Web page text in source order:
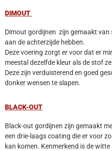
DIMOUT
Dimout gordijnen zijn gemaakt
aan de achterzijde hebben.
Deze voering zorgt er voor dat er
meestal dezelfde kleur als de stof
Deze zijn verduisterend en goed
donker wensen te slapen.
BLACK-OUT
Black-out gordijnen zijn gemaakt
een drie-laags coating die er voor
kan komen. Kenmerkend is de